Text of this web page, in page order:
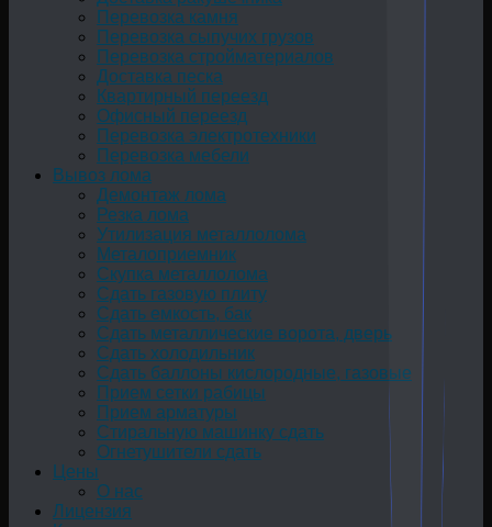
Перевозка камня
Перевозка сыпучих грузов
Перевозка стройматериалов
Доставка песка
Квартирный переезд
Офисный переезд
Перевозка электротехники
Перевозка мебели
Вывоз лома
Демонтаж лома
Резка лома
Утилизация металлолома
Металоприемник
Скупка металлолома
Сдать газовую плиту
Сдать емкость, бак
Cдать металлические ворота, дверь
Сдать холодильник
Сдать баллоны кислородные, газовые
Прием сетки рабицы
Прием арматуры
Стиральную машинку сдать
Огнетушители сдать
Цены
О нас
Лицензия